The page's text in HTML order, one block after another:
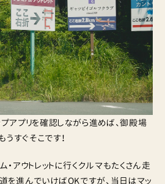
アプリを確認しながら進めば、御殿場
うすぐそこです！
アウトレットに行くクルマもたくさん走
を進んでいけばOKですが、当日はマッ